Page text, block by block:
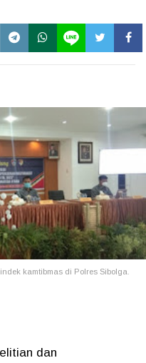
kamtibmas di Polres Sibolga.
dan